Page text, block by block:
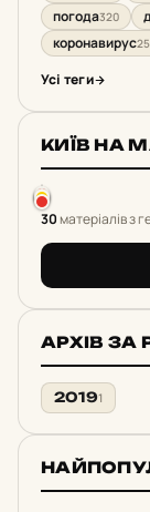
погода320
коронавирус
Усі теги
КИЇВ НА
30матеріалів з
АРХІВ ЗА
20191